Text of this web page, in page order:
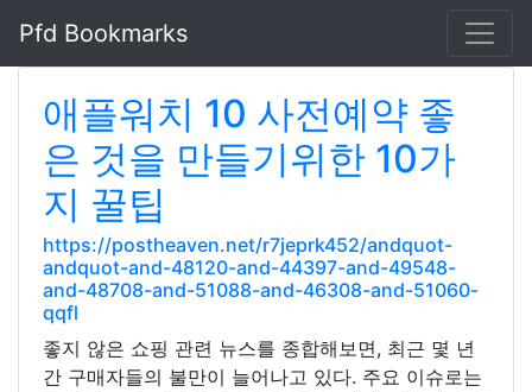
Pfd Bookmarks
애플워치 10 사전예약 좋
은 것을 만들기위한 10가
지 꿀팁
https://postheaven.net/r7jeprk452/andquot-
andquot-and-48120-and-44397-and-49548-
and-48708-and-51088-and-46308-and-51060-
qqfl
좋지 않은 쇼핑 관련 뉴스를 종합해보면, 최근 몇 년
간 구매자들의 불만이 늘어나고 있다. 주요 이슈로는